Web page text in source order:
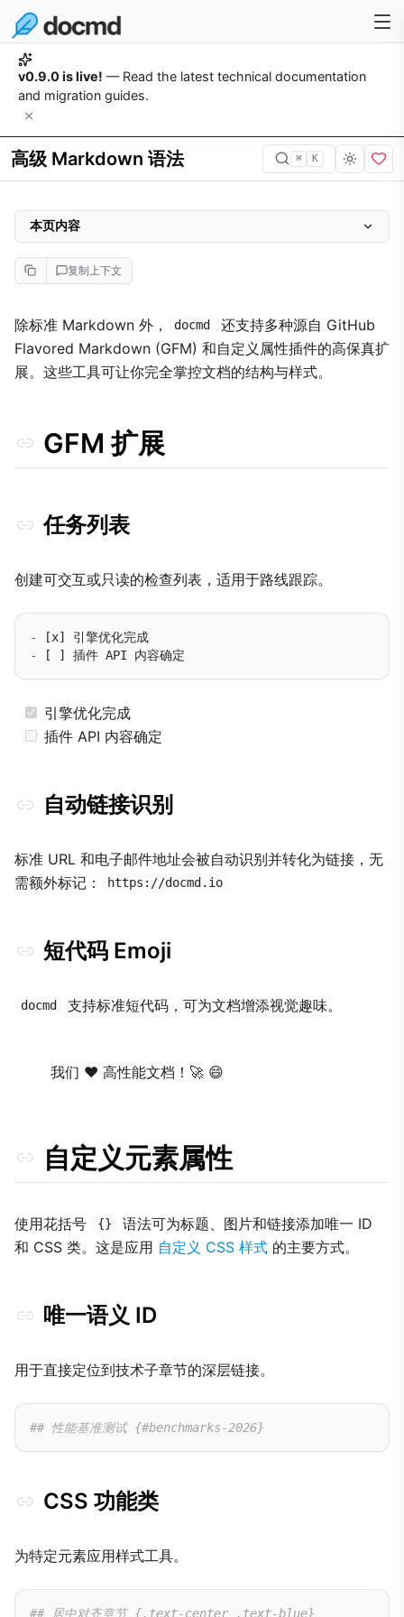
v0.9.0 is live! — Read the latest technical documentation
and migration guides.
高级 Markdown 语法 ⌘ K
复制上下文
除标准 Markdown 外， docmd
还支持多种源自 GitHub
Flavored Markdown (GFM) 和自定义属性插件的高保真扩
展。这些工具可让你完全掌控文档的结构与样式。
GFM 扩展
任务列表
创建可交互或只读的检查列表，适用于路线跟踪。
-
-
引擎优化完成
插件 API 内容确定
自动链接识别
标准 URL 和电子邮件地址会被自动识别并转化为链接，无
需额外标记：
https://docmd.io
短代码 Emoji
docmd 支持标准短代码，可为文档增添视觉趣味。
我们 ❤️ 高性能文档！🚀 😄
自定义元素属性
使用花括号 {}
语法可为标题、图片和链接添加唯一 ID
和 CSS 类。这是应用 自定义 CSS 样式 的主要方式。
唯一语义 ID
用于直接定位到技术子章节的深层链接。
## 性能基准测试 {#benchmarks-2026}
CSS 功能类
为特定元素应用样式工具。
## 居中对齐章节 {.text-center .text-blue}
本页内容
GFM 扩展
任务列表
自动链接识别
短代码 Emoji
自定义元素属性
CSS 功能类
按鈕链接
脚注引用
节略词生成